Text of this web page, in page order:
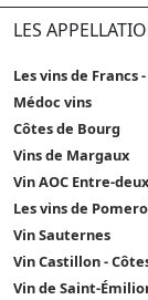
LES
Les vins de Francs
Médoc vins
Côtes de Bourg
Vins de Margaux
Vin AOC Entre-
Les vins de
Vin Sauternes
Vin Castillon -
Vin de Saint-